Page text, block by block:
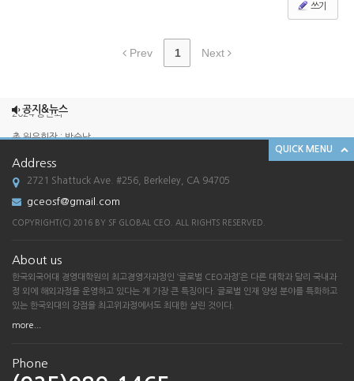
쓰기
Prev 1 Next
공지&뉴스
2024 송년회
총 원우회장 : 박승남 ...
한국외국어대학교 경영대학원 GCEO 과정 SF ...
[한국외대 경영대학원 G-CEO SF총원우회 송...
2025 송년회
2024 송년회
한국외국어대학교 경영대학원 GCEO 과정 SF ...
[한국외대 경영대학원 G-CEO SF총원우회 송...
QUICK MENU
Address
2721 Shattuck Ave. #256, Berkeley, CA 94705
gceosf@gmail.com
COPYRIGHT(C) 2016 BY SF GLOBAL CEO. ALL RIGHTS RESERVED.
About us
한국외국어대 경영대학원의 최고경영자과정인 ‘글로벌 CEO과정’은 다른 대학과 달리 국내과
정 외에 해외과정을 운영하고 있다는 게 가장 큰 특징이다. 글로벌 인재 양성 분야를 특화하고
있는 한국외대의 강점을 최고위과정에서도 최대한 살린 것이다.
more...
Phone